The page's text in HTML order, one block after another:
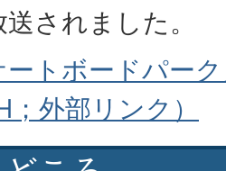
されました。
ートボードパー
外部リンク）